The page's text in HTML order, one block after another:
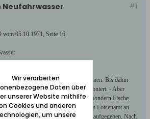
#1
Neufahrwasser
vom 05.10.1971, Seite 16
wir die Lebensmittelkarten kennen. Bis dahin
das beste Gemüse! Dann wurde rationiert. - Aber
Fleisch, nein, nicht die Seekuh ... sondern Fische.
in See gingen, legten sie vor dem Lotsenamt an
entgegen. 25 Pfd. bis 1 Ztr. wurden aufgegeben. Nach
Wir verarbeiten
Daten über
unserer Website mithilfe
Cookies und anderen
um unsere